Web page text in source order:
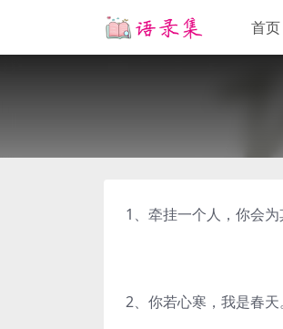
首页
1、牵挂一个人，你会
2、你若心寒，我是春